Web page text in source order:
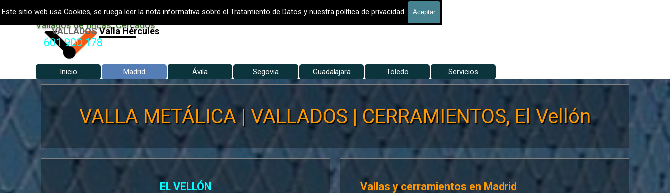
Este sitio web usa Cookies, se ruega leer la nota informativa sobre el Tratamiento de Datos y nuestra política de privacidad. Aceptar
VALLADOS METALICOS MADRID - VALLADO DE FINCAS
Vallados de fincas, Cercados
VALLADOSVallados Jardín
601 900 178
Saltar menú
Inicio Madrid ▼
Ávila ▼
Segovia ▼
Guadalajara ▼
Toledo ▼
Servicios
VALLA METÁLICA | VALLADOS | CERRAMIENTOS, El Vellón
EL VELLÓN Vallas y cerramientos en Madrid